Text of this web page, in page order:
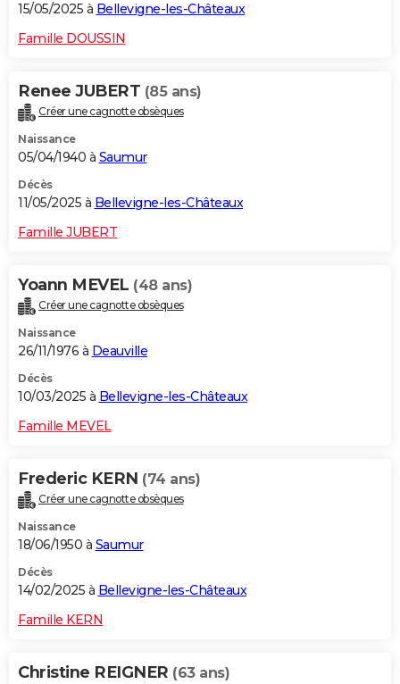
15/05/2025 à Bellevigne-les-Châteaux
Famille DOUSSIN
Renee JUBERT (85 ans)
Créer une cagnotte obsèques
Naissance
05/04/1940 à Saumur
Décès
11/05/2025 à Bellevigne-les-Châteaux
Famille JUBERT
Yoann MEVEL (48 ans)
Créer une cagnotte obsèques
Naissance
26/11/1976 à Deauville
Décès
10/03/2025 à Bellevigne-les-Châteaux
Famille MEVEL
Frederic KERN (74 ans)
Créer une cagnotte obsèques
Naissance
18/06/1950 à Saumur
Décès
14/02/2025 à Bellevigne-les-Châteaux
Famille KERN
Christine REIGNER (63 ans)